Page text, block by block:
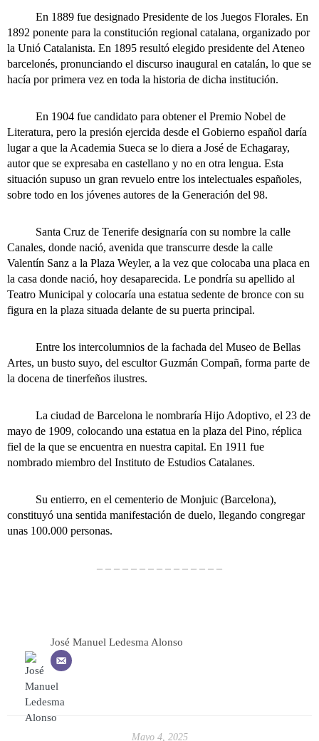
En 1889 fue designado Presidente de los Juegos Florales. En
1892 ponente para la constitución regional catalana, organizado por
la Unió Catalanista. En 1895 resultó elegido presidente del Ateneo
barcelonés, pronunciando el discurso inaugural en catalán, lo que se
hacía por primera vez en toda la historia de dicha institución.
En 1904 fue candidato para obtener el Premio Nobel de
Literatura, pero la presión ejercida desde el Gobierno español daría
lugar a que la Academia Sueca se lo diera a José de Echagaray,
autor que se expresaba en castellano y no en otra lengua. Esta
situación supuso un gran revuelo entre los intelectuales españoles,
sobre todo en los jóvenes autores de la Generación del 98.
Santa Cruz de Tenerife designaría con su nombre la calle
Canales, donde nació, avenida que transcurre desde la calle
Valentín Sanz a la Plaza Weyler, a la vez que colocaba una placa en
la casa donde nació, hoy desaparecida. Le pondría su apellido al
Teatro Municipal y colocaría una estatua sedente de bronce con su
figura en la plaza situada delante de su puerta principal.
Entre los intercolumnios de la fachada del Museo de Bellas
Artes, un busto suyo, del escultor Guzmán Compañ, forma parte de
la docena de tinerfeños ilustres.
La ciudad de Barcelona le nombraría Hijo Adoptivo, el 23 de
mayo de 1909, colocando una estatua en la plaza del Pino, réplica
fiel de la que se encuentra en nuestra capital. En 1911 fue
nombrado miembro del Instituto de Estudios Catalanes.
Su entierro, en el cementerio de Monjuic (Barcelona),
constituyó una sentida manifestación de duelo, llegando congregar
unas 100.000 personas.
– – – – – – – – – – – – – – –
José Manuel Ledesma Alonso
Mayo 4, 2025